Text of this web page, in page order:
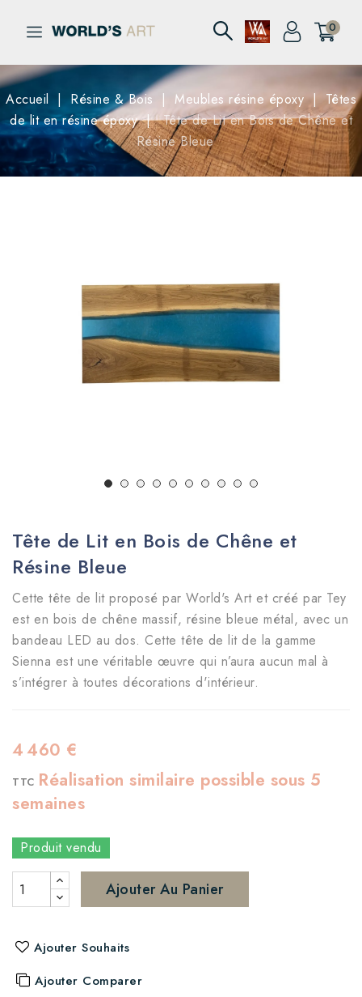
0
Accueil Résine & Bois Meubles résine époxy
Têtes
de lit en résine époxy
Tête de Lit en Bois de Chêne et
Résine Bleue
Tête de Lit en Bois de Chêne et
Résine Bleue
Cette tête de lit proposé par World's Art et créé par Tey
est en bois de chêne massif, résine bleue métal, avec un
bandeau LED au dos. Cette tête de lit de la gamme
Sienna est une véritable œuvre qui n’aura aucun mal à
s’intégrer à toutes décorations d'intérieur.
4 460 €
TTC Réalisation similaire possible sous 5
semaines
Produit vendu
Ajouter Au Panier
Ajouter Souhaits
Ajouter Comparer